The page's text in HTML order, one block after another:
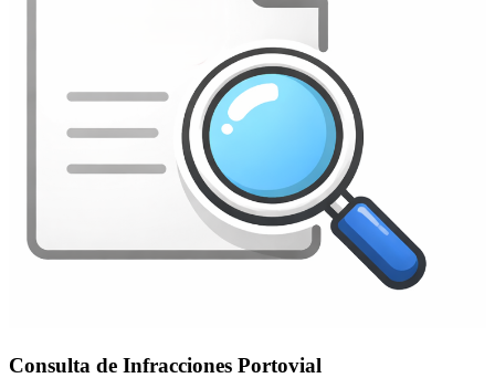
Consulta de Infracciones Portovial